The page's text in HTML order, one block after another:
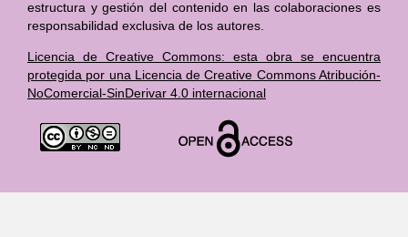
estructura y gestión del contenido en las colaboraciones es
responsabilidad exclusiva de los autores.
Licencia de Creative Commons: esta obra se encuentra
protegida por una Licencia de Creative Commons Atribución-
NoComercial-SinDerivar 4.0 internacional